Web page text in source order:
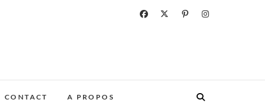
CONTACT A PROPOS